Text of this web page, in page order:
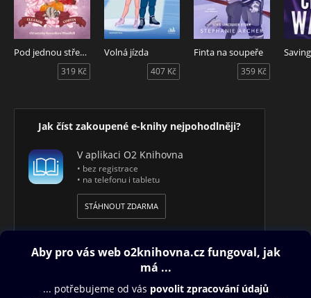
Pod jednou střechou
319 Kč
Volná jízda
407 Kč
Finta na soupeře
359 Kč
Jak číst zakoupené e-knihy nejpohodlněji?
V aplikaci O2 Knihovna
• bez registrace
• na telefonu i tabletu
STÁHNOUT ZDARMA
Obsah ke stažení